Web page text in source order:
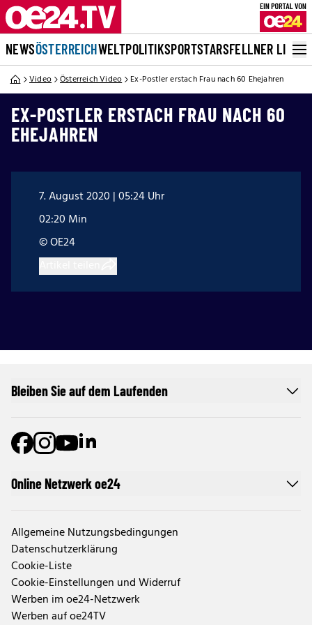
NEWSÖSTERREICHWELTPOLITIKSPORTSTARSFELLNER LIVE
Video Österreich Video Ex-Postler erstach Frau nach 60 Ehejahren
EX-POSTLER ERSTACH FRAU NACH 60
EHEJAHREN
7. August 2020 | 05:24 Uhr
02:20 Min
© OE24
Online Netzwerk oe24
Allgemeine Nutzungsbedingungen
Datenschutzerklärung
Cookie-Liste
Cookie-Einstellungen und Widerruf
Werben im oe24-Netzwerk
Werben auf oe24TV
Bleiben Sie auf dem Laufenden